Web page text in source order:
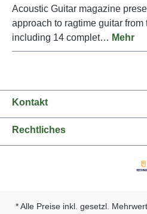
Acoustic Guitar magazine
approach to ragtime guitar from
including 14 complet… Mehr
Kontakt
Rechtliches
* Alle Preise inkl. gesetzl.